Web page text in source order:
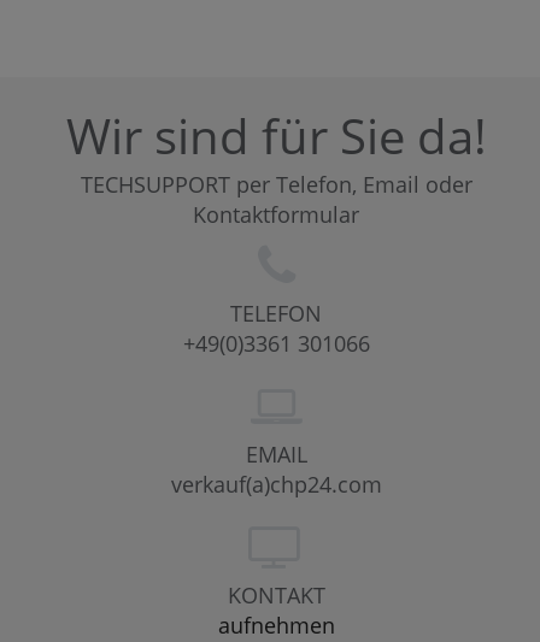
Wir sind für Sie da!
TECHSUPPORT per Telefon, Email oder
Kontaktformular
TELEFON
+49(0)3361 301066
EMAIL
verkauf(a)chp24.com
KONTAKT
aufnehmen